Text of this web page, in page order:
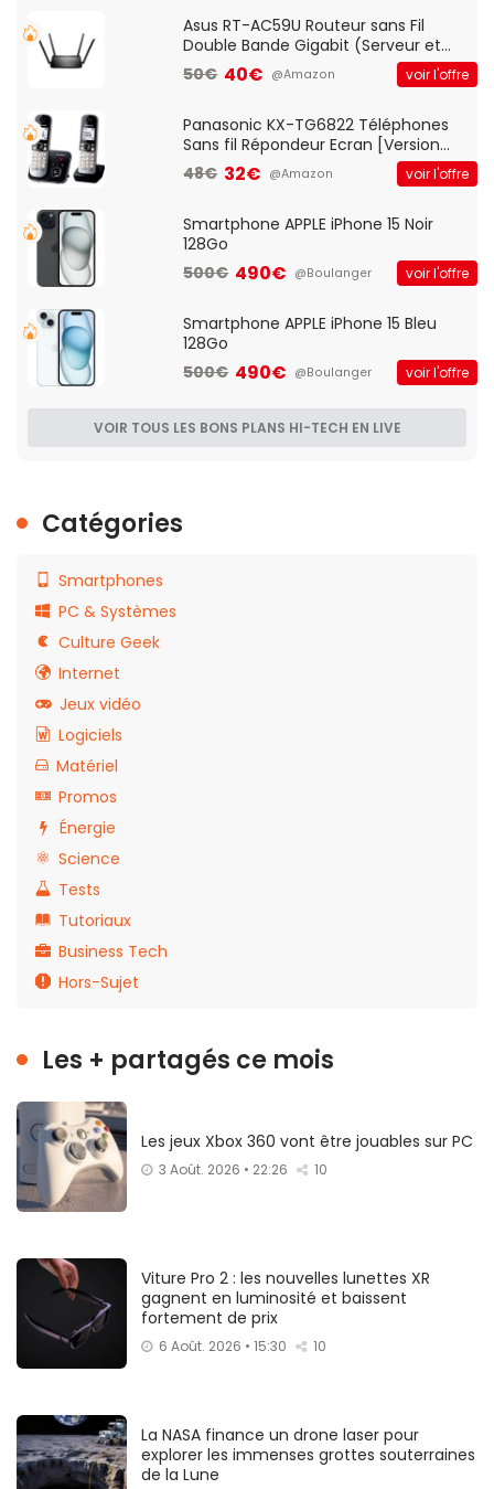
Asus RT-AC59U Routeur sans Fil
Double Bande Gigabit (Serveur et
Client VPN, Triple Vlan, Mode Point
d'accès et Bridge, contrôle Parental,
50€ 40€ @Amazon voir l'offre
Panasonic KX-TG6822 Téléphones
Sans fil Répondeur Ecran [Version
Française]
48€ 32€ @Amazon voir l'offre
Smartphone APPLE iPhone 15 Noir
128Go
500€ 490€ @Boulanger voir l'offre
Smartphone APPLE iPhone 15 Bleu
128Go
500€ 490€ @Boulanger voir l'offre
VOIR TOUS LES BONS PLANS HI-TECH EN LIVE
Catégories
Smartphones
PC & Systèmes
Culture Geek
Internet
Jeux vidéo
Logiciels
Matériel
Promos
Énergie
Science
Tests
Tutoriaux
Business Tech
Hors-Sujet
Les + partagés ce mois
Les jeux Xbox 360 vont être jouables sur PC
3 Août. 2026 • 22:26 10
Viture Pro 2 : les nouvelles lunettes XR
gagnent en luminosité et baissent
fortement de prix
6 Août. 2026 • 15:30 10
La NASA finance un drone laser pour
explorer les immenses grottes souterraines
de la Lune